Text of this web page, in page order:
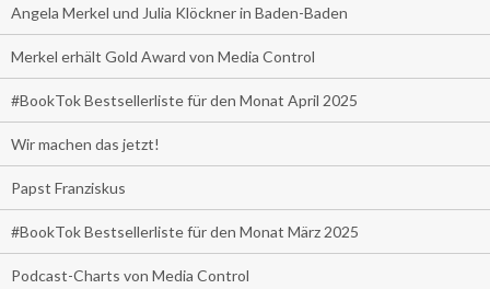
Angela Merkel und Julia Klöckner in Baden-Baden
Merkel erhält Gold Award von Media Control
#BookTok Bestsellerliste für den Monat April 2025
Wir machen das jetzt!
Papst Franziskus
#BookTok Bestsellerliste für den Monat März 2025
Podcast-Charts von Media Control